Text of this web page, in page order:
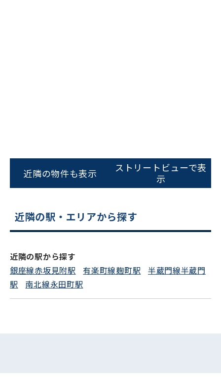
近隣の物件も表示
ストリートビューで表
示
近隣の駅・エリアから探す
近隣の駅から探す
銀座線赤坂見附駅
有楽町線麹町駅
半蔵門線半蔵門
駅
南北線永田町駅